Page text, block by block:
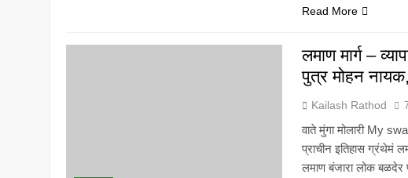
Read More
लमाण मार्ग –
पुत्र मोहन नायक,
Kailash Rathod
वाते मुंगा मोलारी My
प्राचीन इतिहास ग्रंथेमं
लमाण बंजारा लोक बळदेर